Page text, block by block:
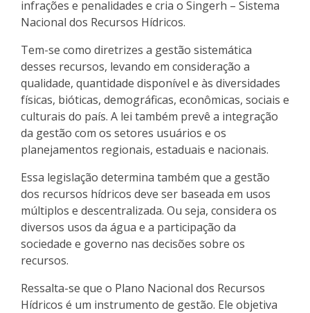
infrações e penalidades e cria o Singerh – Sistema
Nacional dos Recursos Hídricos.
Tem-se como diretrizes a gestão sistemática
desses recursos, levando em consideração a
qualidade, quantidade disponível e às diversidades
físicas, bióticas, demográficas, econômicas, sociais e
culturais do país. A lei também prevê a integração
da gestão com os setores usuários e os
planejamentos regionais, estaduais e nacionais.
Essa legislação determina também que a gestão
dos recursos hídricos deve ser baseada em usos
múltiplos e descentralizada. Ou seja, considera os
diversos usos da água e a participação da
sociedade e governo nas decisões sobre os
recursos.
Ressalta-se que o Plano Nacional dos Recursos
Hídricos é um instrumento de gestão. Ele objetiva